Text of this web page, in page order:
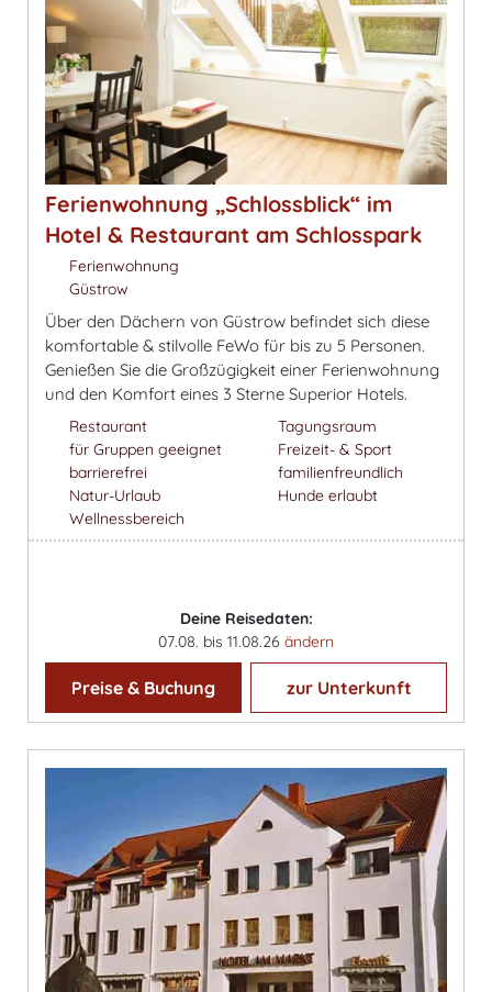
Ferienwohnung „Schlossblick“ im
Hotel & Restaurant am Schlosspark
Ferienwohnung
Güstrow
Über den Dächern von Güstrow befindet sich diese
komfortable & stilvolle FeWo für bis zu 5 Personen.
Genießen Sie die Großzügigkeit einer Ferienwohnung
und den Komfort eines 3 Sterne Superior Hotels.
Restaurant
für Gruppen geeignet
barrierefrei
Natur-Urlaub
Wellnessbereich
Tagungsraum
Freizeit- & Sport
familienfreundlich
Hunde erlaubt
Deine Reisedaten:
07.08. bis 11.08.26 ändern
Preise & Buchung zur Unterkunft